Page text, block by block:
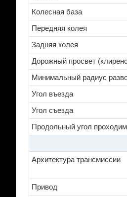
Колесная база
Передняя колея
Задняя колея
Дорожный просвет
Минимальный радиус
Угол въезда
Угол съезда
Продольный угол
Архитектура трансмиссии
Привод